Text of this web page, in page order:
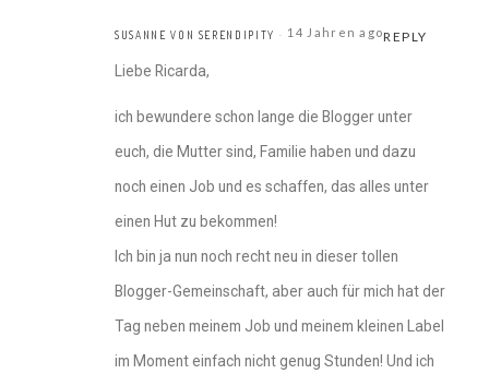
SUSANNE VON SERENDIPITY 14 Jahren agoREPLY
Liebe Ricarda,
ich bewundere schon lange die Blogger unter
euch, die Mutter sind, Familie haben und dazu
noch einen Job und es schaffen, das alles unter
einen Hut zu bekommen!
Ich bin ja nun noch recht neu in dieser tollen
Blogger-Gemeinschaft, aber auch für mich hat der
Tag neben meinem Job und meinem kleinen Label
im Moment einfach nicht genug Stunden! Und ich